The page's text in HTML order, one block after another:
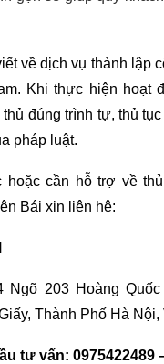
về dịch vụ thành lập
Khi thực hiện hoạt
đúng trình tự, thủ
pháp luật.
hoặc cần hỗ trợ về
Bái xin liên hệ:
Ngõ 203 Hoàng
Thành Phố Hà Nội,
tư vấn: 0975422489